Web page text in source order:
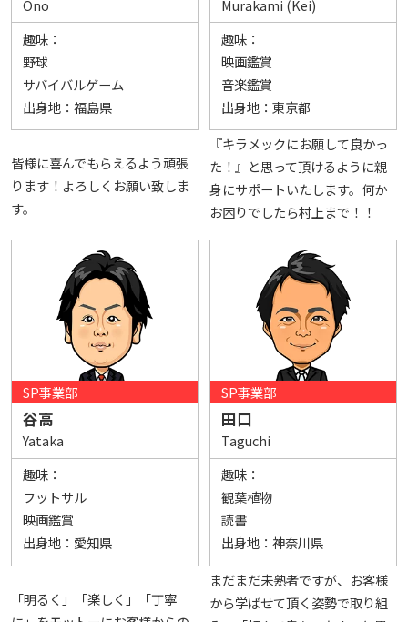
Ono
趣味：
野球
サバイバルゲーム
出身地：福島県
皆様に喜んでもらえるよう頑張
ります！よろしくお願い致しま
す。
Murakami (Kei)
趣味：
映画鑑賞
音楽鑑賞
出身地：東京都
『キラメックにお願して良かっ
た！』と思って頂けるように親
身にサポートいたします。何か
お困りでしたら村上まで！！
谷高
Yataka
SP事業部
趣味：
フットサル
映画鑑賞
出身地： 愛知県
「明るく」「楽しく」「丁寧
田口
Taguchi
SP事業部
趣味：
観葉植物
読書
出身地：神奈川県
まだまだ未熟者ですが、お客様
から学ばせて頂く姿勢で取り組